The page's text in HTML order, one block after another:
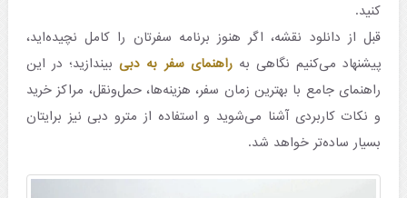
کنید.
قبل از دانلود نقشه، اگر هنوز برنامه سفرتان را کامل نچیده‌اید،
پیشنهاد می‌کنیم نگاهی بهراهنمای سفر به دبیبیندازید؛ در این
راهنمای جامع با بهترین زمان سفر، هزینه‌ها، حمل‌ونقل، مراکز خرید
و نکات کاربردی آشنا می‌شوید و استفاده از مترو دبی نیز برایتان
بسیار ساده‌تر خواهد شد.